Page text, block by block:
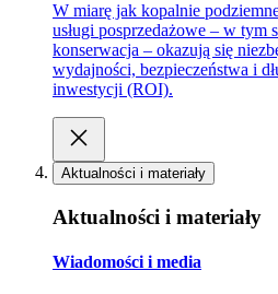
W miarę jak kopalnie
usługi posprzedażowe – w tym
konserwacja – okazują się
wydajności, bezpieczeństwa i
inwestycji (ROI).
Aktualności i materiały
Aktualności i materiały
Wiadomości i media